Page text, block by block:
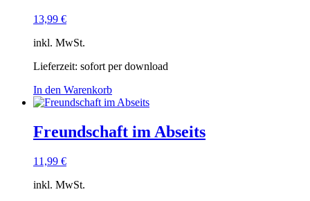
13,99 €
inkl. MwSt.
Lieferzeit: sofort per download
In den Warenkorb
Freundschaft im Abseits
11,99 €
inkl. MwSt.